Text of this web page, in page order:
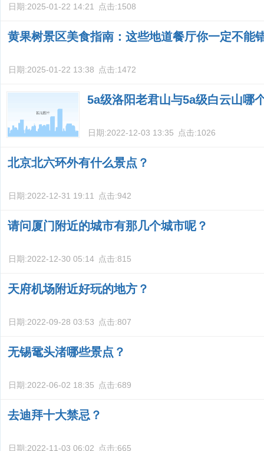
日期:2025-01-22 14:21 点击:1508
黄果树景区美食指南：这些地道餐厅你一定不能
日期:2025-01-22 13:38 点击:1472
5a级洛阳老君山与5a级白云山哪
日期:2022-12-03 13:35 点击:1026
北京北六环外有什么景点？
日期:2022-12-31 19:11 点击:942
请问厦门附近的城市有那几个城市呢？
日期:2022-12-30 05:14 点击:815
天府机场附近好玩的地方？
日期:2022-09-28 03:53 点击:807
无锡鼋头渚哪些景点？
日期:2022-06-02 18:35 点击:689
去迪拜十大禁忌？
日期:2022-11-03 06:02 点击:665